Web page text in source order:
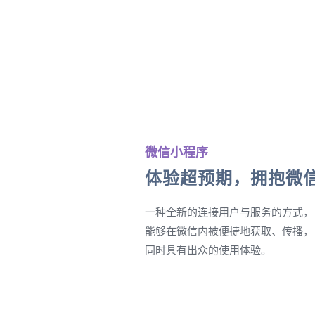
微信小程序
体验超预期，拥抱微
一种全新的连接用户与服务的方式，
能够在微信内被便捷地获取、传播，
同时具有出众的使用体验。